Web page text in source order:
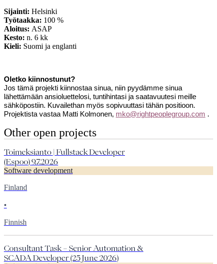
Sijainti: Helsinki
Työtaakka: 100 %
Aloitus: ASAP
Kesto: n. 6 kk
Kieli: Suomi ja englanti
Oletko kiinnostunut?
Jos tämä projekti kiinnostaa sinua, niin pyydämme sinua
lähettämään ansioluettelosi, tuntihintasi ja saatavuutesi meille
sähköpostiin. Kuvailethan myös sopivuuttasi tähän positioon.
Projektista vastaa Matti Kolmonen, mko@rightpeoplegroup.com .
Other open projects
Toimeksianto | Fullstack Developer
(Espoo) 9.7.2026
Software development
Finland
•
Finnish
Consultant Task – Senior Automation &
SCADA Developer (25 June 2026)